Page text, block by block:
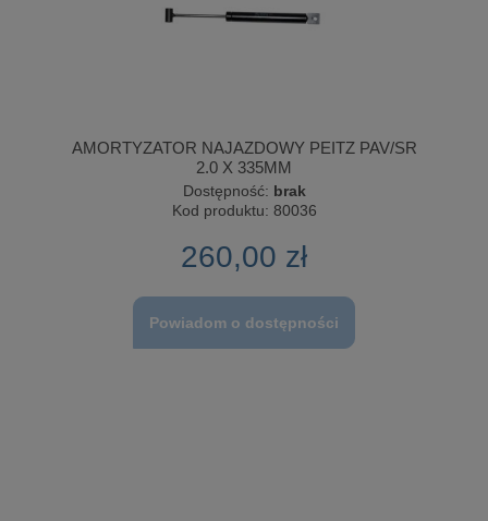
AMORTYZATOR NAJAZDOWY PEITZ PAV/SR
2.0 X 335MM
Dostępność: brak
Kod produktu: 80036
260,00 zł
Powiadom o dostępności